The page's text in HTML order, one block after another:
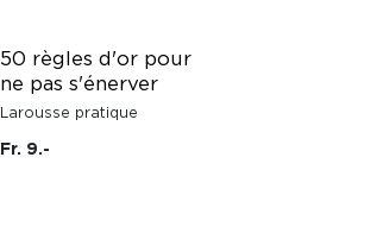
50 règles d'or pour
ne pas s'énerver
Larousse pratique
Fr. 9.-